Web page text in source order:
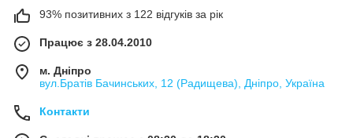
93% позитивних з 122 відгуків за рік
Працює з 28.04.2010
м. Дніпро
вул.Братів Бачинських, 12 (Радищева), Дніпро, Україна
Контакти